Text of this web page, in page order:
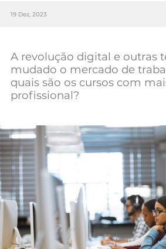
Sociedade
Negócios
Mundial 2026
19 Dez, 2023
A revolução digital e outras
mudado o mercado de
quais são os cursos com
profissional?